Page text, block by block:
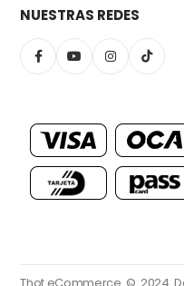
NUESTRAS REDES
Thot eCommerce. © 2024.